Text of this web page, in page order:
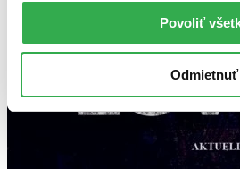
Povoliť
Odmietnuť